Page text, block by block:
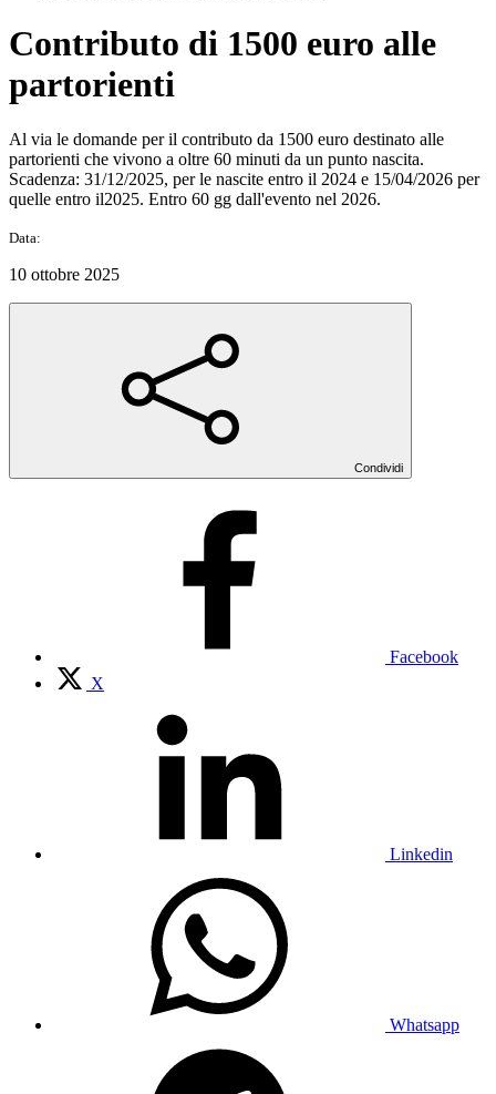
Contributo di 1500 euro alle
partorienti
Al via le domande per il contributo da 1500 euro destinato alle
partorienti che vivono a oltre 60 minuti da un punto nascita.
Scadenza: 31/12/2025, per le nascite entro il 2024 e 15/04/2026 per
quelle entro il2025. Entro 60 gg dall'evento nel 2026.
Data:
10 ottobre 2025
Condividi
Facebook
X
Linkedin
Whatsapp